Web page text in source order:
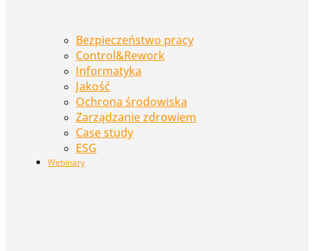
Bezpieczeństwo pracy
Control&Rework
Informatyka
Jakość
Ochrona środowiska
Zarządzanie zdrowiem
Case study
ESG
Webinary